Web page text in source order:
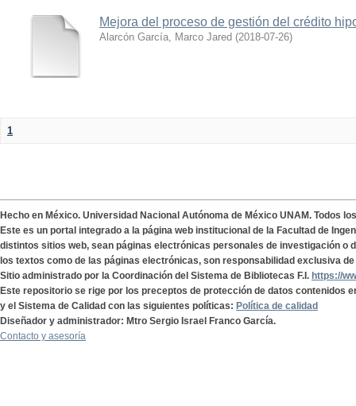
Mejora del proceso de gestión del crédito
Alarcón García, Marco Jared (2018-07-26)
1
Hecho en México. Universidad Nacional Autónoma de México UNAM. Todos
Este es un portal integrado a la página web institucional de la Facultad de
distintos sitios web, sean páginas electrónicas personales de investigación o
los textos como de las páginas electrónicas, son responsabilidad exclusiva
Sitio administrado por la Coordinación del Sistema de Bibliotecas F.I. https://
Este repositorio se rige por los preceptos de protección de datos contenidos
y el Sistema de Calidad con las siguientes políticas: Política de calidad
Diseñador y administrador: Mtro Sergio Israel Franco García.
Contacto y asesoría